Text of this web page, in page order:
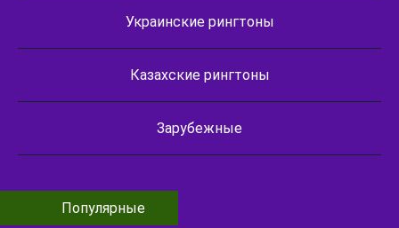
Украинские рингтоны
Казахские рингтоны
Зарубежные
Популярные